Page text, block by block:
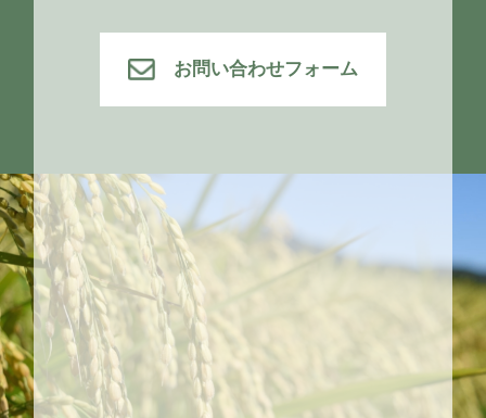
お問い合わせフォーム